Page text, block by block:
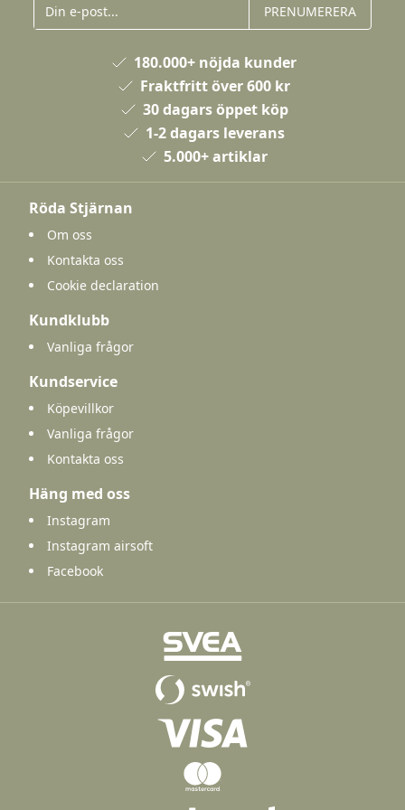
PRENUMERERA
180.000+ nöjda kunder
Fraktfritt över 600 kr
30 dagars öppet köp
1-2 dagars leverans
5.000+ artiklar
Röda Stjärnan
Om oss
Kontakta oss
Cookie declaration
Kundklubb
Vanliga frågor
Kundservice
Köpevillkor
Vanliga frågor
Kontakta oss
Häng med oss
Instagram
Instagram airsoft
Facebook